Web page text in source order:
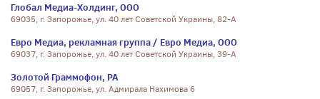
Глобал Медиа-Холдинг, ООО
69035, г. Запорожье, ул. 40 лет Советской Украины, 82-А
Евро Медиа, рекламная группа / Евро Медиа, ООО
69037, г. Запорожье, ул. 40 лет Советской Украины, 39-А
Золотой Граммофон, РА
69057, г. Запорожье, ул. Адмирала Нахимова 6